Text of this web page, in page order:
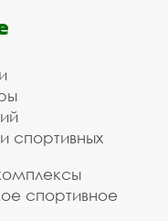
спортивных
спортивное